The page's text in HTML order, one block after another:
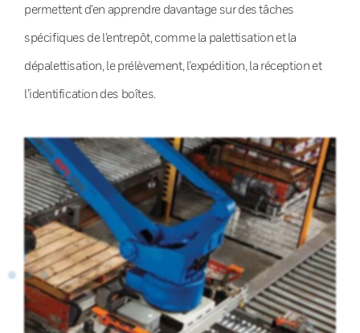
permettent d’en apprendre davantage sur des tâches
spécifiques de l’entrepôt, comme la palettisation et la
dépalettisation, le prélèvement, l’expédition, la réception et
l’identification des boîtes.